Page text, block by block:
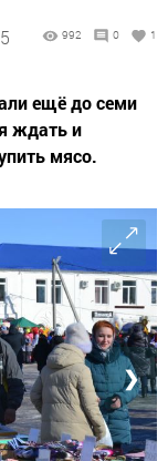
992 0 1
ещё до семи
ждать и
мясо.
❯